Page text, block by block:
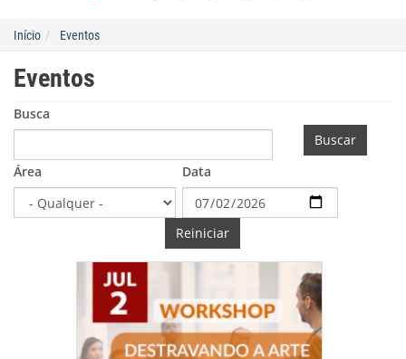
Início Eventos
Eventos
Busca
Área Data
Buscar
Reiniciar